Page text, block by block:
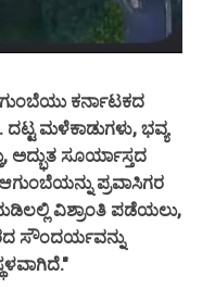
ಕರ್ನಾಟಕದ
ದಟ್ಟ ಮಳೆಕಾಡುಗಳು, ಭವ್ಯ
ಅದ್ಭುತ ಸೂರ್ಯಾಸ್ತದ
ಪ್ರವಾಸಿಗರ
ವಿಶ್ರಾಂತಿ ಪಡೆಯಲು,
ಸೌಂದರ್ಯವನ್ನು